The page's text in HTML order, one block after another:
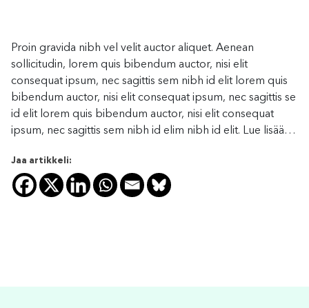
Proin gravida nibh vel velit auctor aliquet. Aenean
sollicitudin, lorem quis bibendum auctor, nisi elit
consequat ipsum, nec sagittis sem nibh id elit lorem quis
bibendum auctor, nisi elit consequat ipsum, nec sagittis se
id elit lorem quis bibendum auctor, nisi elit consequat
ipsum, nec sagittis sem nibh id elim nibh id elit. Lue lisää…
Jaa artikkeli: